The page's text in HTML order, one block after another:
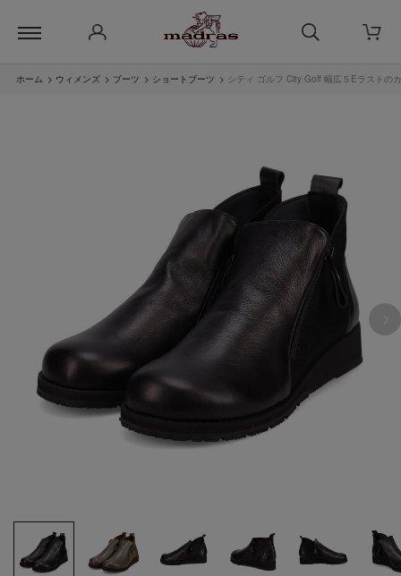
ホーム > ウィメンズ > ブーツ > ショートブーツ > シティ ゴルフ City Golf 幅広５Eラスト